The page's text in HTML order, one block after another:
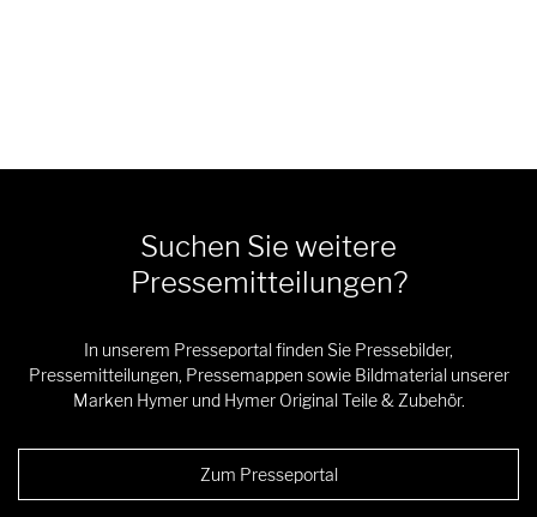
Suchen Sie weitere
Pressemitteilungen?
In unserem Presseportal finden Sie Pressebilder,
Pressemitteilungen, Pressemappen sowie Bildmaterial unserer
Marken Hymer und Hymer Original Teile & Zubehör.
Zum Presseportal